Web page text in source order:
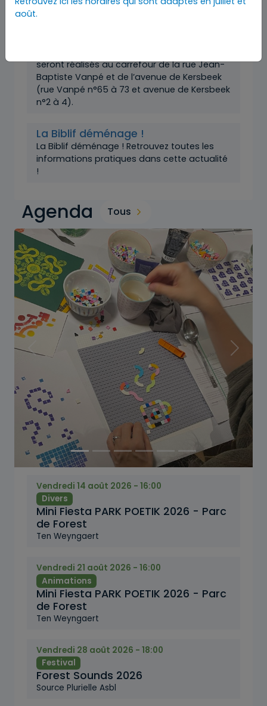
Travaux rue Jean-Baptiste Vanpé
seront réalisés au carrefour de la rue Jean-
Baptiste Vanpé et de l’avenue de Kersbeek
(rue Vanpé n°65 à 73 et avenue de Kersbeek
n°2 à 4).
La Biblif déménage !
La Biblif déménage ! Retrouvez toutes les
informations pratiques dans cette actualité
!
Agenda Tous
Précédent Suivant
Vendredi 14 août 2026 - 16:00
Divers
Mini Fiesta PARK POETIK 2026 - Parc
de Forest
Ten Weyngaert
Vendredi 21 août 2026 - 16:00
Animations
Mini Fiesta PARK POETIK 2026 - Parc
de Forest
Ten Weyngaert
Vendredi 28 août 2026 - 18:00
Festival
Forest Sounds 2026
Source Plurielle Asbl
août.